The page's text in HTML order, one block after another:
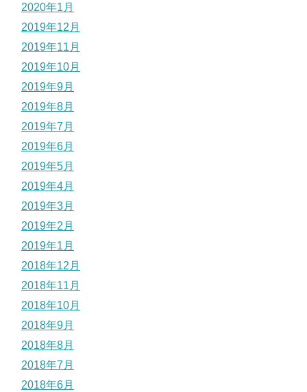
2020年1月
2019年12月
2019年11月
2019年10月
2019年9月
2019年8月
2019年7月
2019年6月
2019年5月
2019年4月
2019年3月
2019年2月
2019年1月
2018年12月
2018年11月
2018年10月
2018年9月
2018年8月
2018年7月
2018年6月